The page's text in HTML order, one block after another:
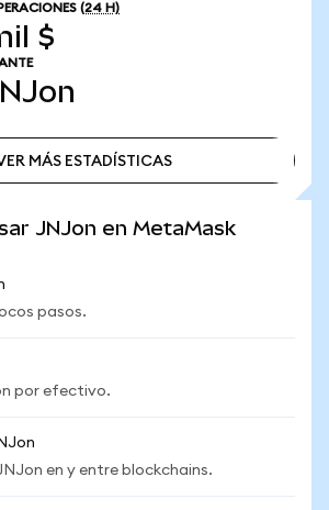
(24 H)
$
MÁS ESTADÍSTICAS
JNJon en MetaMask
pasos.
por efectivo.
en y entre blockchains.